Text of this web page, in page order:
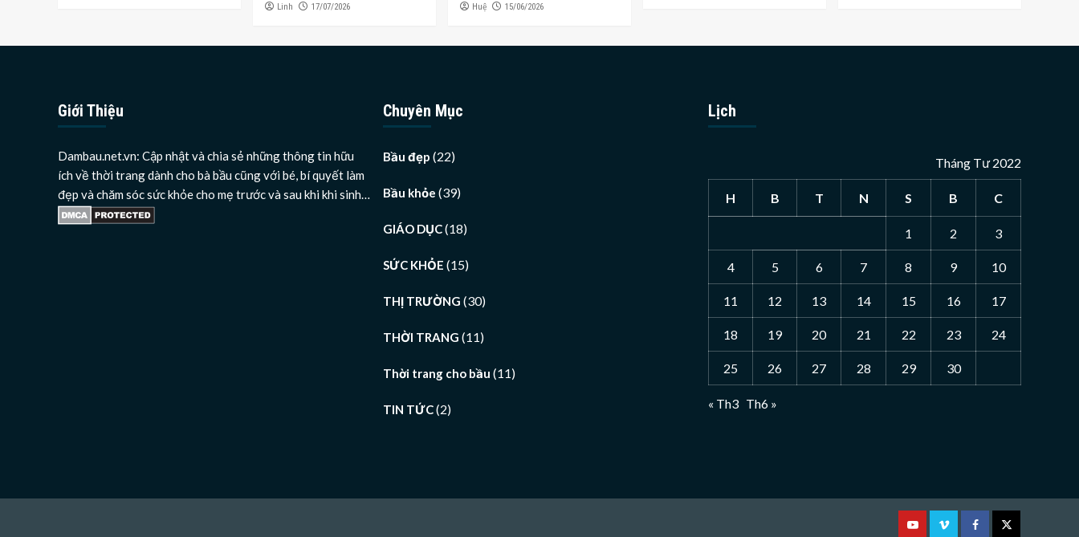
Linh 17/07/2026 Huệ 15/06/2026
Giới Thiệu
Dambau.net.vn: Cập nhật và chia sẻ những thông tin hữu
ích về thời trang dành cho bà bầu cũng với bé, bí quyết làm
đẹp và chăm sóc sức khỏe cho mẹ trước và sau khi khi sinh…
Chuyên Mục
Bầu đẹp (22)
Bầu khỏe (39)
GIÁO DỤC(18)
SỨC KHỎE (15)
THỊ TRƯỜNG (30)
THỜI TRANG (11)
Thời trang cho bầu (11)
TIN TỨC(2)
Lịch
Tháng Tư 2022
H B T N S B C
1 2 3
4 5 6 7 8 9 10
11 12 13 14 15 16 17
18 19 20 21 22 23 24
25 26 27 28 29 30
« Th3 Th6 »
YoutubeVimeoFacebookTwitter